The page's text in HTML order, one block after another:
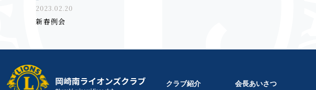
2023.02.20
新春例会
クラブ紹介 会長あいさつ